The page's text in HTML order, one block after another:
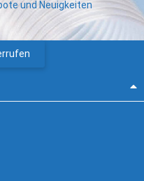
und Neuigkeiten